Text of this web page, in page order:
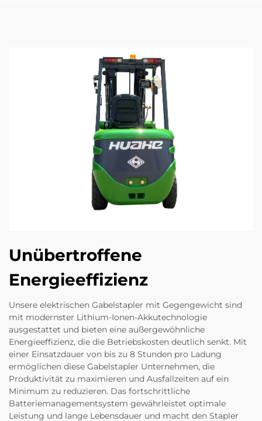
Unübertroffene
Energieeffizienz
Unsere elektrischen Gabelstapler mit Gegengewicht sind
mit modernster Lithium-Ionen-Akkutechnologie
ausgestattet und bieten eine außergewöhnliche
Energieeffizienz, die die Betriebskosten deutlich senkt. Mit
einer Einsatzdauer von bis zu 8 Stunden pro Ladung
ermöglichen diese Gabelstapler Unternehmen, die
Produktivität zu maximieren und Ausfallzeiten auf ein
Minimum zu reduzieren. Das fortschrittliche
Batteriemanagementsystem gewährleistet optimale
Leistung und lange Lebensdauer und macht den Stapler